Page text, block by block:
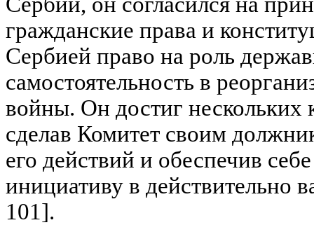
гражданские права и
Сербией право на роль
самостоятельность в
войны. Он достиг нескольких
сделав Комитет своим
его действий и обеспечив
инициативу в действительно
101].